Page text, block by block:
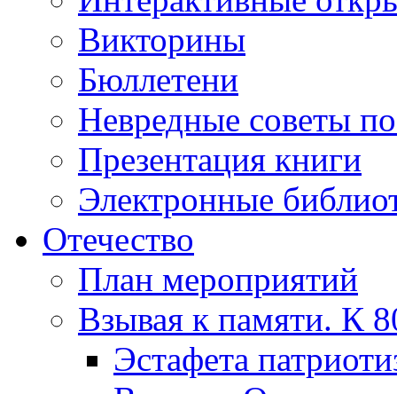
Викторины
Бюллетени
Невредные советы
Презентация книги
Электронные
Отечество
План мероприятий
Взывая к памяти. К
Эcтафета